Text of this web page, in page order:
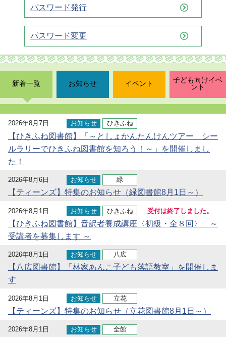
パスワード発行
パスワード変更
新着一覧 お知らせ イベント
子ども向けイベ
ント
2026年8月7日 お知らせ ひきふね
【ひきふね図書館】「～としょかんたんけんツアー シー
ルラリーでひきふね図書館を知ろう！～」を開催しまし
た！
2026年8月6日 お知らせ 緑
【ティーンズ】特集のお知らせ（緑図書館8月1日～）
2026年8月1日 お知らせ ひきふね 受付は終了しました。
【ひきふね図書館】音訳者養成講座〈初級・全８回〉 ～
受講者を募集します ～
2026年8月1日 お知らせ 八広
【八広図書館】「林家あんこ子ども落語教室」を開催しま
す
2026年8月1日 お知らせ 立花
【ティーンズ】特集のお知らせ（立花図書館8月1日～）
2026年8月1日 お知らせ 全館